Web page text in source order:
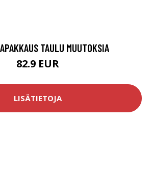
TAULU MUUTOKSIA
82.9 EUR
LISÄTIETOJA